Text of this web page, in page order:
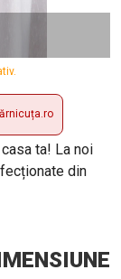
ta! La noi
din